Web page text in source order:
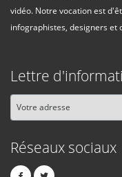
vidéo. Notre vocation est
infographistes, designers et
Lettre
Réseaux sociaux